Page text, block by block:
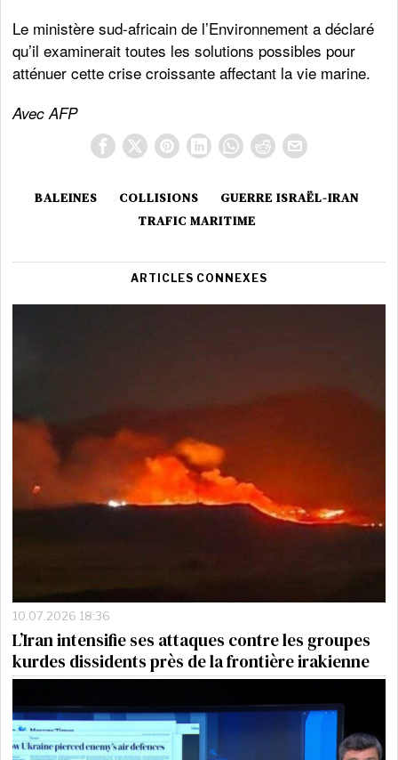
Le ministère sud-africain de l’Environnement a déclaré
qu’il examinerait toutes les solutions possibles pour
atténuer cette crise croissante affectant la vie marine.
Avec AFP
BALEINES COLLISIONS
GUERRE ISRAËL-IRAN
TRAFIC MARITIME
ARTICLES CONNEXES
10.07.2026 18:36
L’Iran intensifie ses attaques contre les groupes
kurdes dissidents près de la frontière irakienne